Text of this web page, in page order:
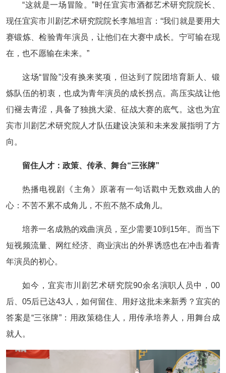
“这就是一场冒险。”时任宜宾市酒都艺术研究院院长、
现任宜宾市川剧艺术研究院院长李旭坦言：“我们就是要用大
赛锻炼、检验青年演员，让他们在大赛中成长。宁可输在现
在，也不愿输在未来。”
这场“冒险”没有换来奖项，但达到了院团培育新人、锻
炼队伍的初衷，也成为青年演员的成长拐点。高压实战让他
们褪去青涩，具备了独挑大梁、征战大赛的底气。这也为宜
宾市川剧艺术研究院人才队伍建设决策和未来发展指明了方
向。
留住人才：政策、传承、舞台“三张牌”
热播电视剧《主角》原著有一句话戳中无数戏曲人的
心：不苦不累不成角儿，不煎不熬不成角儿。
培养一名成熟的戏曲演员，至少需要10到15年。而当下
短视频流量、网红经济、商业演出的外界诱惑也在冲击着青
年演员的初心。
如今，宜宾市川剧艺术研究院90余名演职人员中，00
后、05后已达43人，如何留住、用好这批未来新秀？宜宾的
答案是“三张牌”：用政策稳住人，用传承培养人，用舞台成
就人。